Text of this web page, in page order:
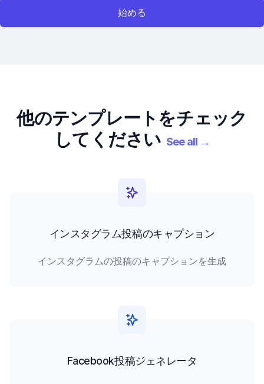
始める
他のテンプレートをチェック
してください See all →
インスタグラム投稿のキャプション
インスタグラムの投稿のキャプションを生成
Facebook投稿ジェネレータ